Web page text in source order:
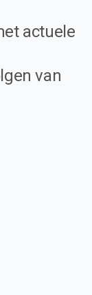
actuele
van